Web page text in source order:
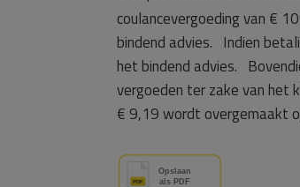
coulancevergoeding van €
bindend advies. Indien
het bindend advies.
vergoeden ter zake van het
€ 9,19 wordt overgemaakt